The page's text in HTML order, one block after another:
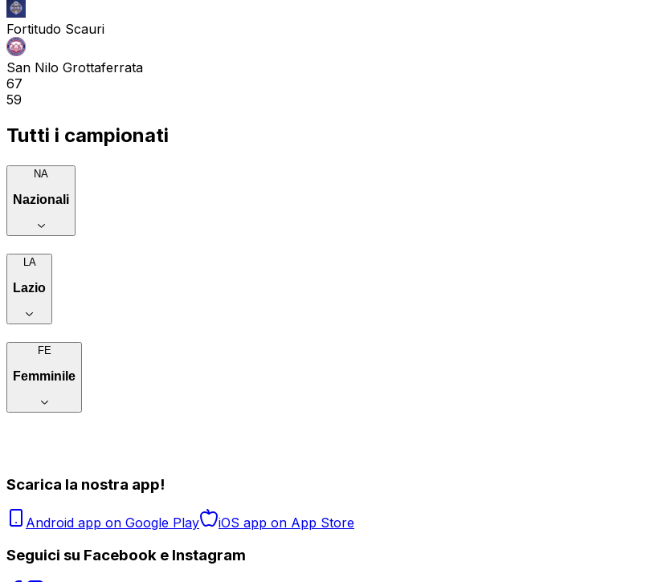
Fortitudo Scauri
San Nilo Grottaferrata
67
59
Tutti i campionati
NA
Nazionali
LA
Lazio
FE
Femminile
Scarica la nostra app!
Android app on Google Play iOS app on App Store
Seguici su Facebook e Instagram